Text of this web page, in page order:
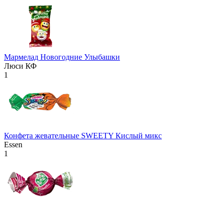
Мармелад Новогодние Улыбашки
Люси КФ
1
Конфета жевательные SWEETY Кислый микс
Essen
1